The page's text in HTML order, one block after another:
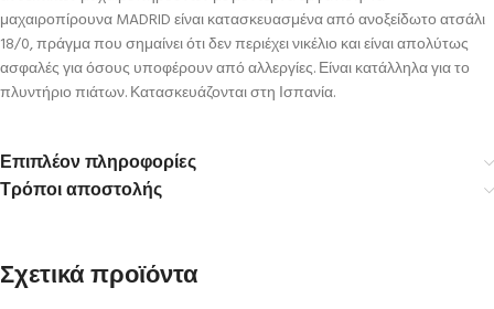
μαχαιροπίρουνα MADRID είναι κατασκευασμένα από ανοξείδωτο ατσάλι
18/0, πράγμα που σημαίνει ότι δεν περιέχει νικέλιο και είναι απολύτως
ασφαλές για όσους υποφέρουν από αλλεργίες. Είναι κατάλληλα για το
πλυντήριο πιάτων. Κατασκευάζονται στη Ισπανία.
Επιπλέον πληροφορίες
Τρόποι αποστολής
Σχετικά προϊόντα